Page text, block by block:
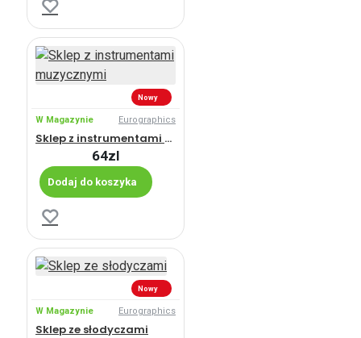
Nowy
W Magazynie Eurographics
Sklep z instrumentami muzycznymi
64zl
Dodaj do koszyka
Nowy
W Magazynie Eurographics
Sklep ze słodyczami